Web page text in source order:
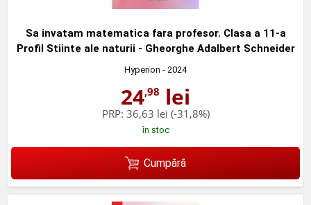
Sa invatam matematica fara profesor. Clasa a 11-a
Profil Stiinte ale naturii - Gheorghe Adalbert Schneider
Hyperion - 2024
24,98 lei
PRP: 36,63 lei (-31,8%)
în stoc
Cumpără